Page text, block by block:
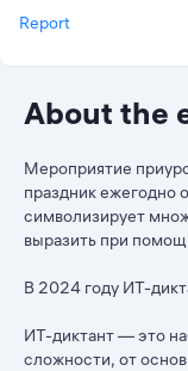
Report
About the
Мероприятие
праздник ежегодно
символизирует
выразить при
В 2024 году ИТ-
ИТ-диктант — это
сложности, от